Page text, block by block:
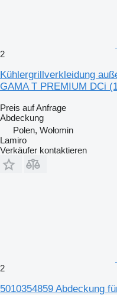
2
Kühlergrillverkleidung
GAMA T PREMIUM DCi
Preis auf Anfrage
Abdeckung
Polen, Wołomin
Lamiro
Verkäufer kontaktieren
2
5010354859 Abdeckung